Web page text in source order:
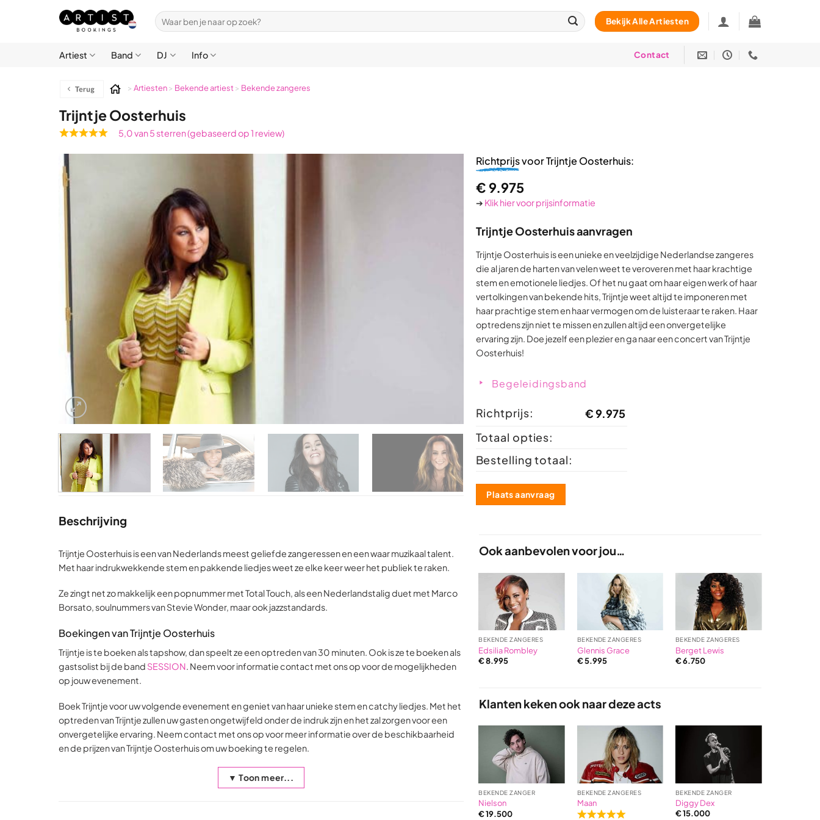
Zoeken
naar:
Bekijk Alle Artiesten
Artiest Band DJ Info Contact
> Artiesten> Bekende artiest> Bekende zangeres
Trijntje Oosterhuis
Rated
5,0
5,0 van 5 sterren (gebaseerd op 1 review)
Beschrijving
Trijntje Oosterhuis is een van Nederlands meest geliefde zangeressen en een waar muzikaal talent.
Met haar indrukwekkende stem en pakkende liedjes weet ze elke keer weer het publiek te raken.
Ze zingt net zo makkelijk een popnummer met Total Touch, als een Nederlandstalig duet met Marco
Borsato, soulnummers van Stevie Wonder, maar ook jazzstandards.
Boekingen van Trijntje Oosterhuis
Trijntje is te boeken als tapshow, dan speelt ze een optreden van 30 minuten. Ook is ze te boeken als
gastsolist bij de band SESSION. Neem voor informatie contact met ons op voor de mogelijkheden
op jouw evenement.
Boek Trijntje voor uw volgende evenement en geniet van haar unieke stem en catchy liedjes. Met het
optreden van Trijntje zullen uw gasten ongetwijfeld onder de indruk zijn en het zal zorgen voor een
onvergetelijke ervaring. Neem contact met ons op voor meer informatie over de beschikbaarheid
en de prijzen van Trijntje Oosterhuis om uw boeking te regelen.
▼ Toon meer...
Richtprijsvoor Trijntje Oosterhuis:
€ 9.975
➔ Klik hier voor prijsinformatie
Trijntje Oosterhuis aanvragen
Trijntje Oosterhuis is een unieke en veelzijdige Nederlandse zangeres
die al jaren de harten van velen weet te veroveren met haar krachtige
stem en emotionele liedjes. Of het nu gaat om haar eigen werk of haar
vertolkingen van bekende hits, Trijntje weet altijd te imponeren met
haar prachtige stem en haar vermogen om de luisteraar te raken. Haar
optredens zijn niet te missen en zullen altijd een onvergetelijke
ervaring zijn. Doe jezelf een plezier en ga naar een concert van Trijntje
Oosterhuis!
Begeleidingsband
Richtprijs: €9.975
Totaal opties:
Bestelling totaal:
Plaats aanvraag
Ook aanbevolen voor jou…
BEKENDE ZANGERES
Edsilia Rombley
€8.995
BEKENDE ZANGERES
Glennis Grace
€5.995
BEKENDE ZANGERES
Berget Lewis
€6.750
Klanten keken ook naar deze acts
BEKENDE ZANGER
Nielson
€19.500
BEKENDE ZANGERES
Maan
BEKENDE ZANGER
Diggy Dex
€15.000